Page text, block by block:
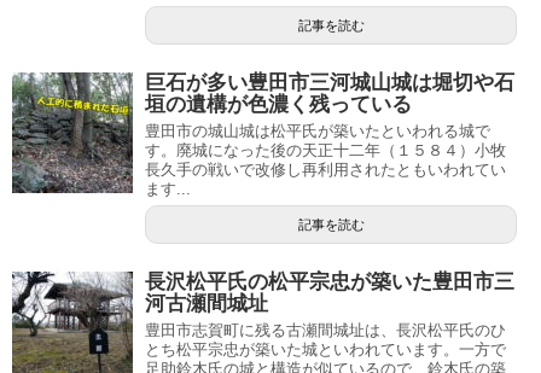
記事を読む
巨石が多い豊田市三河城山城は堀切や石
垣の遺構が色濃く残っている
豊田市の城山城は松平氏が築いたといわれる城で
す。廃城になった後の天正十二年（１５８４）小牧
長久手の戦いで改修し再利用されたともいわれてい
ます...
記事を読む
長沢松平氏の松平宗忠が築いた豊田市三
河古瀬間城址
豊田市志賀町に残る古瀬間城址は、長沢松平氏のひ
とち松平宗忠が築いた城といわれています。一方で
足助鈴木氏の城と構造が似ているので、鈴木氏の築